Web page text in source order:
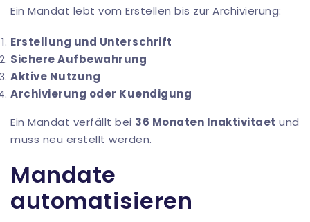
Ein Mandat lebt vom Erstellen bis zur Archivierung:
Erstellung und Unterschrift
Sichere Aufbewahrung
Aktive Nutzung
Archivierung oder Kuendigung
Ein Mandat verfällt bei 36 Monaten Inaktivitaet und
muss neu erstellt werden.
Mandate
automatisieren